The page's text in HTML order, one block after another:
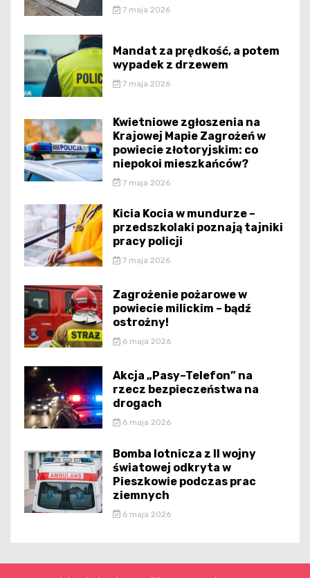
7 maja 2026
Mandat za prędkość, a potem
wypadek z drzewem
7 maja 2026
Kwietniowe zgłoszenia na
Krajowej Mapie Zagrożeń w
powiecie złotoryjskim: co
niepokoi mieszkańców?
7 maja 2026
Kicia Kocia w mundurze –
przedszkolaki poznają tajniki
pracy policji
7 maja 2026
Zagrożenie pożarowe w
powiecie milickim – bądź
ostrożny!
6 maja 2026
Akcja „Pasy–Telefon” na
rzecz bezpieczeństwa na
drogach
6 maja 2026
Bomba lotnicza z II wojny
światowej odkryta w
Pieszkowie podczas prac
ziemnych
6 maja 2026